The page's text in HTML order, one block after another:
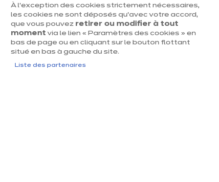
À l’exception des cookies strictement nécessaires,
les cookies ne sont déposés qu’avec votre accord,
que vous pouvez retirer ou modifier à tout
moment via le lien « Paramètres des cookies » en
bas de page ou en cliquant sur le bouton flottant
situé en bas à gauche du site.
Liste des partenaires